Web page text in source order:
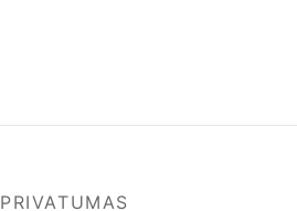
PRIVATUMAS